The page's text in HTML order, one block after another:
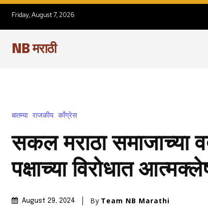
Friday, August 7, 2026
NB मराठी
बातम्या राजकीय काँग्रेस
सकल मराठा समाजाच्या
पक्षाच्या विरोधात
August 29, 2024 By Team NB Marathi